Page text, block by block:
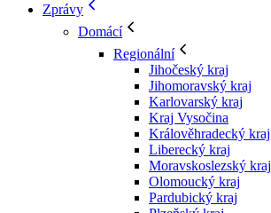
Zprávy
Domácí
Regionální
Jihočeský kraj
Jihomoravský kraj
Karlovarský kraj
Kraj Vysočina
Králověhradecký kraj
Liberecký kraj
Moravskoslezský kraj
Olomoucký kraj
Pardubický kraj